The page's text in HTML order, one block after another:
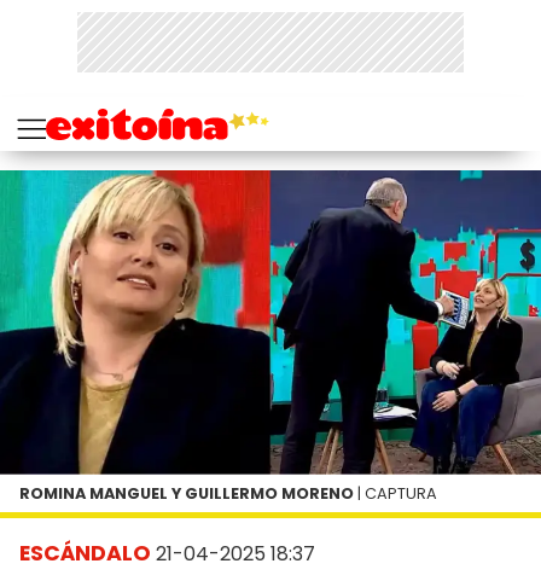
ESCÁNDALO 21-04-2025 18:37
ROMINA MANGUEL Y GUILLERMO MORENO | CAPTURA